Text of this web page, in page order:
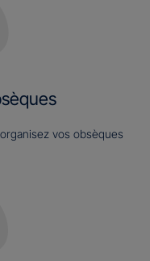
vos obsèques